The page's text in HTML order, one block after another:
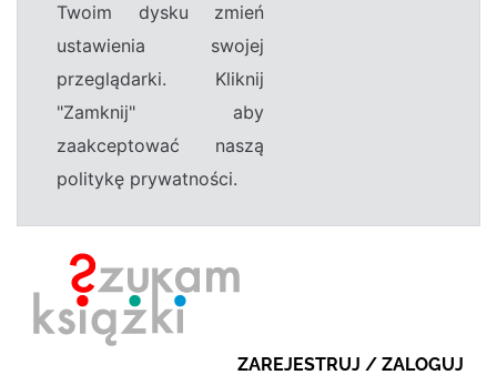
Twoim dysku zmień
ustawienia swojej
przeglądarki. Kliknij
"Zamknij" aby
zaakceptować naszą
politykę prywatności.
ZAREJESTRUJ / ZALOGUJ